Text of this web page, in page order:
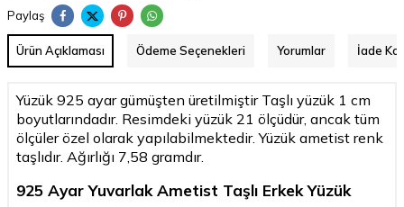
Paylaş
Ürün Açıklaması Ödeme Seçenekleri Yorumlar İade
Yüzük 925 ayar gümüşten üretilmiştir Taşlı yüzük 1 cm
boyutlarındadır. Resimdeki yüzük 21 ölçüdür, ancak tüm
ölçüler özel olarak yapılabilmektedir. Yüzük ametist renk
taşlıdır. Ağırlığı 7,58 gramdır.
925 Ayar Yuvarlak Ametist Taşlı Erkek Yüzük